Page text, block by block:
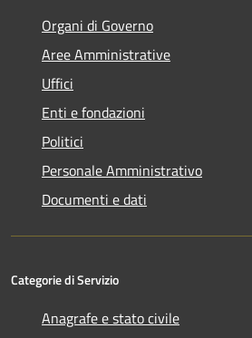
Organi di Governo
Aree Amministrative
Uffici
Enti e fondazioni
Politici
Personale Amministrativo
Documenti e dati
Categorie di Servizio
Anagrafe e stato civile